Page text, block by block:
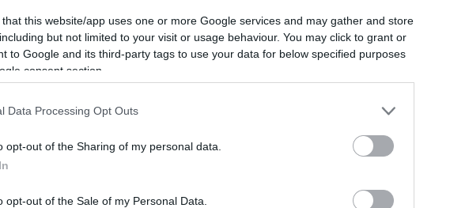
that this website/app uses one or more Google services and may gather and store
but not limited to your visit or usage behaviour. You may click to grant or
to Google and its third-party tags to use your data for below specified purposes
consent section.
Data Processing Opt Outs
opt-out of the Sharing of my personal data.
opt-out of the Sale of my Personal Data.
l’assessore regionale allo sviluppo
Vested XOR
(VXOR)